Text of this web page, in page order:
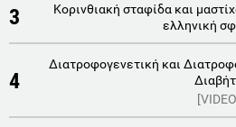
3
Κορινθιακή σταφίδα και
ελληνική
4
Διατροφογενετική και